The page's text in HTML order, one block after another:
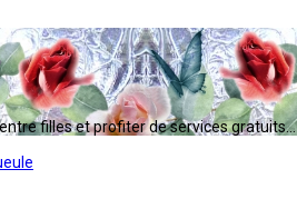
filles et profiter de services gratuits...